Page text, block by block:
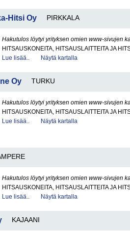
Hitsi Oy PIRKKALA
Hakutulos löytyi yrityksen omien www-sivujen
HITSAUSKONEITA, HITSAUSLAITTEITA JA
Lue lisää..
Näytä kartalla
Oy TURKU
Hakutulos löytyi yrityksen omien www-sivujen
HITSAUSKONEITA, HITSAUSLAITTEITA JA
Lue lisää..
Näytä kartalla
Hakutulos löytyi yrityksen omien www-sivujen
HITSAUSKONEITA, HITSAUSLAITTEITA JA
Lue lisää..
Näytä kartalla
KAJAANI